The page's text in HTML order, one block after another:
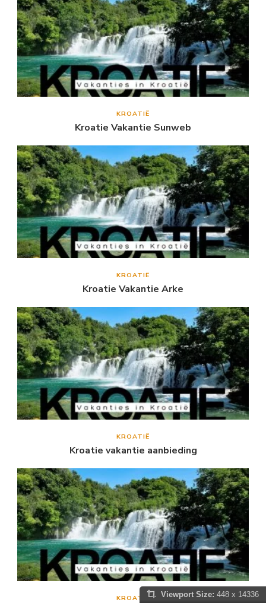
KROATIË
Kroatie Vakantie Sunweb
KROATIË
Kroatie Vakantie Arke
KROATIË
Kroatie vakantie aanbieding
KROATIË Viewport Size: 448 x 14336